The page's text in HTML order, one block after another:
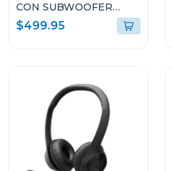
CON SUBWOOFER
INALÁMBRICO
BAR500M2BLK
$499.95